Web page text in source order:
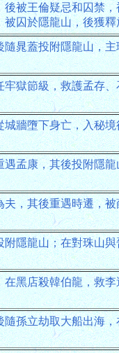
後被王倫疑忌和囚禁
被囚於隱龍山，後獲
隨晁蓋投附隱龍山，
牢獄節級，救護孟存
城牆墮下身亡，入秘
遇孟康，其後投附隱龍
夫，其後重遇時遷，
附隱龍山；在對珠山
在黑店殺韓伯龍，救
隨孫立劫取大船出海